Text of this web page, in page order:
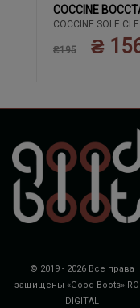
COCCINE
COCCINE SOLE
₴195 ₴
© 2019 - 2026 Все права
защищены «Good Boots»
DIGITAL